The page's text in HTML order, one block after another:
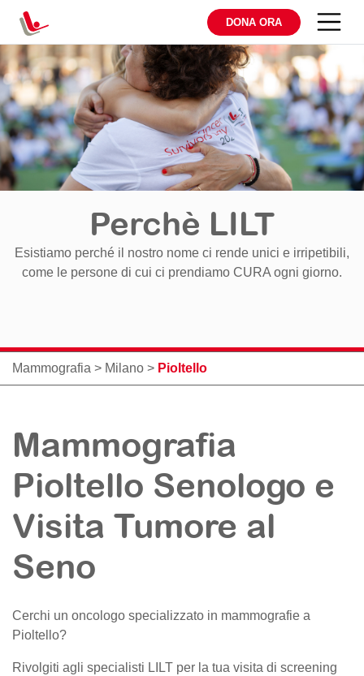
DONA ORA
Perchè LILT
Esistiamo perché il nostro nome ci rende unici e irripetibili,
come le persone di cui ci prendiamo CURA ogni giorno.
Mammografia > Milano > Pioltello
Mammografia
Pioltello Senologo e
Visita Tumore al
Seno
Cerchi un oncologo specializzato in mammografie a
Pioltello?
Rivolgiti agli specialisti LILT per la tua visita di screening